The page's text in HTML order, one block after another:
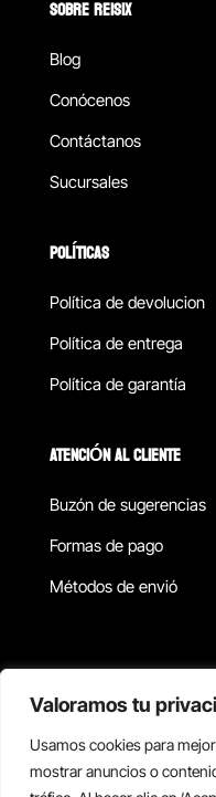
Valoramos tu
Usamos cookies para
mostrar anuncios o
SOBRE REISIX
Blog
Conócenos
Contáctanos
Sucursales
POLÍTICAS
Política de devolucion
Política de entrega
Política de garantía
ATENCIÓN AL CLIENTE
Buzón de sugerencias
Formas de pago
Métodos de envió
Copyright © 2026